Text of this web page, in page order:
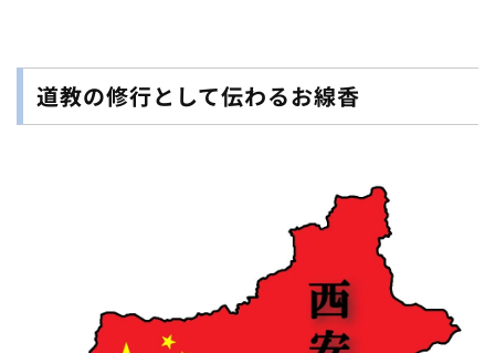
道教の修行として伝わるお線香